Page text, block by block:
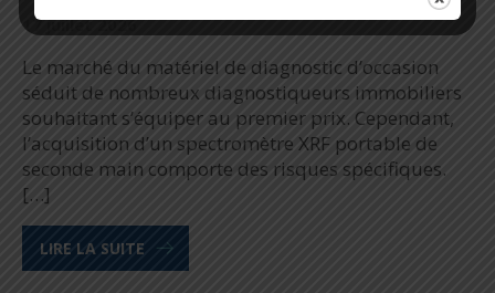
17 juillet 2026
Le marché du matériel de diagnostic d’occasion
séduit de nombreux diagnostiqueurs immobiliers
souhaitant s’équiper au premier prix. Cependant,
l’acquisition d’un spectromètre XRF portable de
seconde main comporte des risques spécifiques.
[…]
LIRE LA SUITE